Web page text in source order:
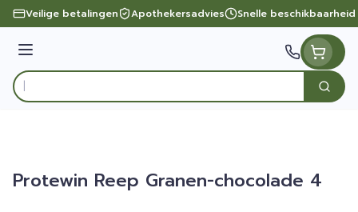
Ga naar de inhoud
Veilige betalingen Apothekersadvies Snelle beschikbaarheid
Menu
Product, merk, categorie...
Zoek
Protewin Reep Granen-chocolade 4